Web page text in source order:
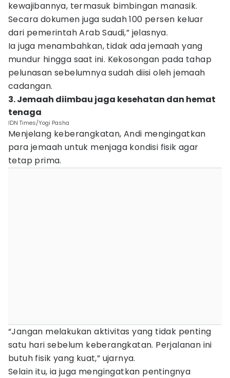
kewajibannya, termasuk bimbingan manasik.
Secara dokumen juga sudah 100 persen keluar
dari pemerintah Arab Saudi,” jelasnya.
Ia juga menambahkan, tidak ada jemaah yang
mundur hingga saat ini. Kekosongan pada tahap
pelunasan sebelumnya sudah diisi oleh jemaah
cadangan.
3. Jemaah diimbau jaga kesehatan dan hemat
tenaga
IDN Times/Yogi Pasha
Menjelang keberangkatan, Andi mengingatkan
para jemaah untuk menjaga kondisi fisik agar
tetap prima.
“Jangan melakukan aktivitas yang tidak penting
satu hari sebelum keberangkatan. Perjalanan ini
butuh fisik yang kuat,” ujarnya.
Selain itu, ia juga mengingatkan pentingnya